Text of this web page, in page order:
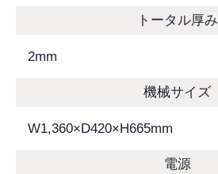
トータル厚み
2mm
機械サイズ
W1,360×D420×H665mm
電源